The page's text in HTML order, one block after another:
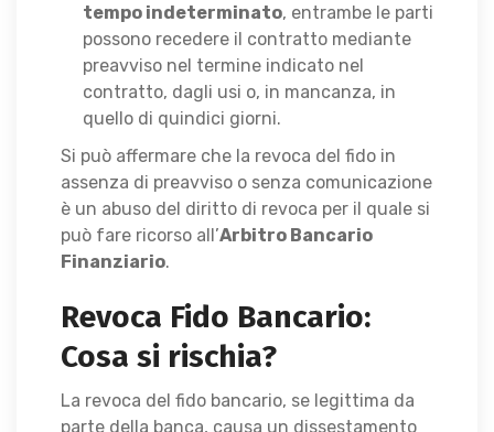
tempo indeterminato, entrambe le parti
possono recedere il contratto mediante
preavviso nel termine indicato nel
contratto, dagli usi o, in mancanza, in
quello di quindici giorni.
Si può affermare che la revoca del fido in
assenza di preavviso o senza comunicazione
è un abuso del diritto di revoca per il quale si
può fare ricorso all’Arbitro Bancario
Finanziario.
Revoca Fido Bancario:
Cosa si rischia?
La revoca del fido bancario, se legittima da
parte della banca, causa un dissestamento